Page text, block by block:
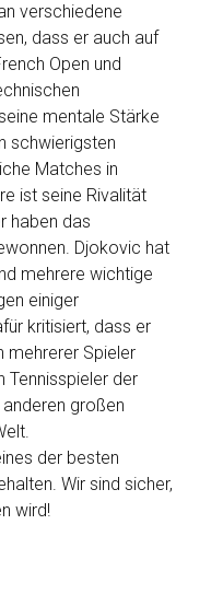
verschiedene
dass er auch auf
Open und
mentale Stärke
schwierigsten
Matches in
ist seine Rivalität
haben das
Djokovic hat
mehrere wichtige
einiger
kritisiert, dass er
mehrerer Spieler
Tennisspieler der
großen
der besten
Wir sind sicher,
wird!